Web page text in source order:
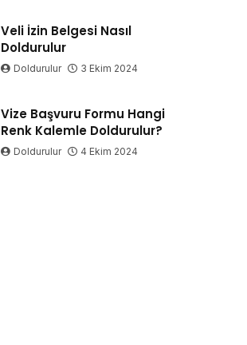
Veli İzin Belgesi Nasıl
Doldurulur
Doldurulur 3 Ekim 2024
Vize Başvuru Formu Hangi
Renk Kalemle Doldurulur?
Doldurulur 4 Ekim 2024